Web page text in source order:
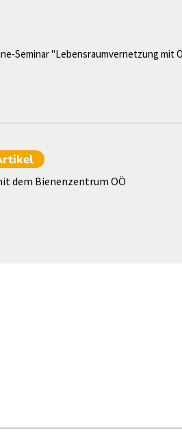
Seminar "Lebensraumvernetzung mit
dem Bienenzentrum OÖ